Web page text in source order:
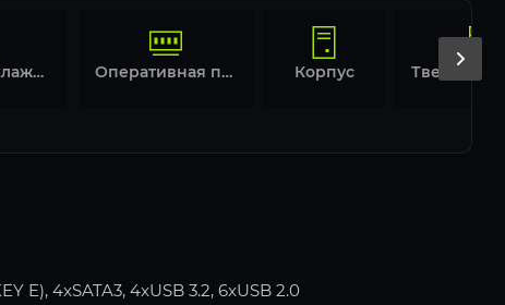
Система охлаждения Оперативная память Корпус
E), 4xSATA3, 4xUSB 3.2, 6xUSB 2.0